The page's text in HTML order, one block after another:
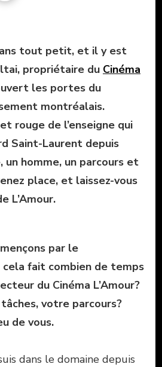
tout petit, et il y est
propriétaire du Cinéma
les portes du
montréalais.
rouge de l’enseigne qui
Saint-Laurent depuis
un homme, un parcours et
place, et laissez-vous
L’Amour.
par le
cela fait combien de temps
du Cinéma L’Amour?
votre parcours?
de vous.
dans le domaine depuis